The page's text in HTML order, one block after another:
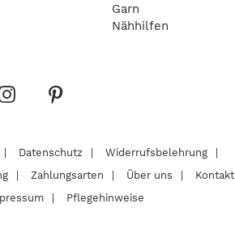
Garn
Nähhilfen
Datenschutz
Widerrufsbelehrung
Zahlungsarten Über uns
Kontakt
Pflegehinweise